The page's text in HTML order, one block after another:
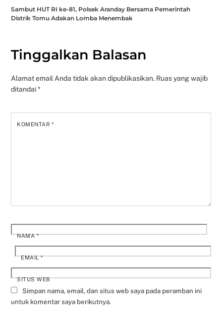
Sambut HUT RI ke-81, Polsek Aranday Bersama Pemerintah
Distrik Tomu Adakan Lomba Menembak
Tinggalkan Balasan
Alamat email Anda tidak akan dipublikasikan. Ruas yang wajib
ditandai*
KOMENTAR*
NAMA*
EMAIL*
SITUS WEB
Simpan nama, email, dan situs web saya pada peramban ini
untuk komentar saya berikutnya.